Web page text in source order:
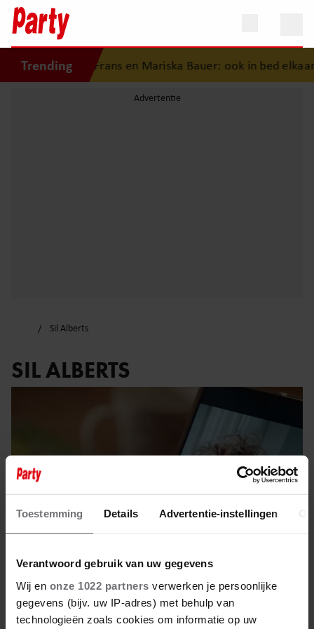
Toestemming Details Advertentie-instellingen
Verantwoord gebruik van uw gegevens
Wij en onze 1022 partners verwerken je persoonlijke
gegevens (bijv. uw IP-adres) met behulp van
technologieën zoals cookies om informatie op uw
Trendingvan Frans en Mariska Bauer: ook in bed
Sil Alberts
SIL ALBERTS
27 februari 2025